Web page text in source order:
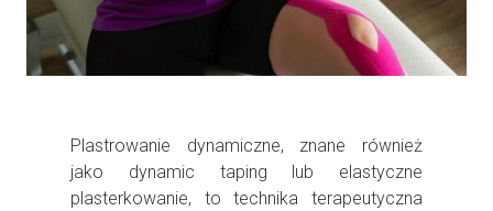
Plastrowanie dynamiczne, znane również
jako dynamic taping lub elastyczne
plasterkowanie, to technika terapeutyczna